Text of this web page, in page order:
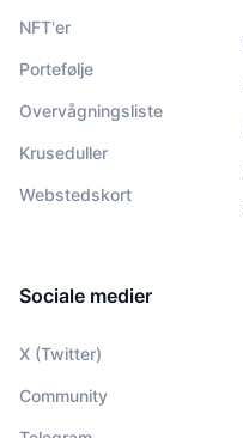
NFT'er
Portefølje
Overvågningsliste
Kruseduller
Webstedskort
Sociale medier
X (Twitter)
Community